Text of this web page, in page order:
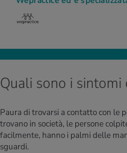
Quali sono i sintomi
Paura di trovarsi a contatto con le
trovano in società, le persone
facilmente, hanno i palmi delle
sguardi.